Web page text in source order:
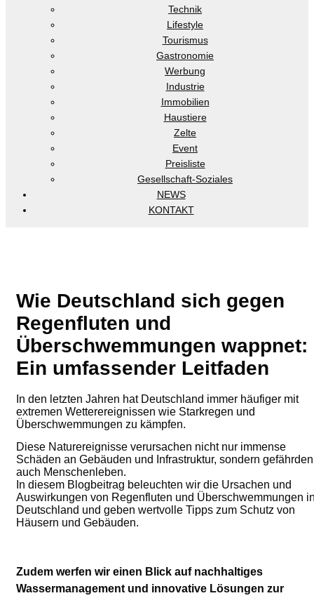
Technik
Lifestyle
Tourismus
Gastronomie
Werbung
Industrie
Immobilien
Haustiere
Zelte
Event
Preisliste
Gesellschaft-Soziales
NEWS
KONTAKT
Wie Deutschland sich gegen
Regenfluten und
Überschwemmungen wappnet:
Ein umfassender Leitfaden
In den letzten Jahren hat Deutschland immer häufiger mit
extremen Wetterereignissen wie Starkregen und
Überschwemmungen zu kämpfen.
Diese Naturereignisse verursachen nicht nur immense
Schäden an Gebäuden und Infrastruktur, sondern gefährden
auch Menschenleben.
In diesem Blogbeitrag beleuchten wir die Ursachen und
Auswirkungen von Regenfluten und Überschwemmungen
Deutschland und geben wertvolle Tipps zum Schutz von
Häusern und Gebäuden.
Zudem werfen wir einen Blick auf nachhaltiges
Wassermanagement und innovative Lösungen zur